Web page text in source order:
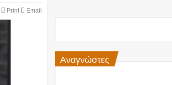
Print Email
Αναγνώστες